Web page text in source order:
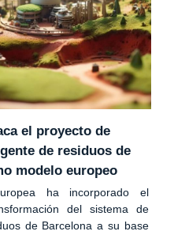
el proyecto de
de residuos de
modelo europeo
ha incorporado el
del sistema de
de Barcelona a su base